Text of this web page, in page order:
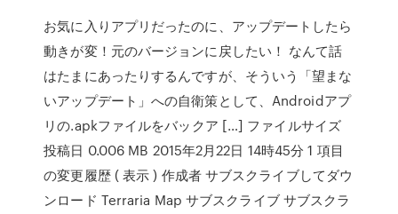
お気に入りアプリだったのに、アップデートしたら
動きが変！元のバージョンに戻したい！ なんて話
はたまにあったりするんですが、そういう「望まな
いアップデート」への自衛策として、Androidアプ
リの.apkファイルをバックア […] ファイルサイズ
投稿日 0.006 MB 2015年2月22日 14時45分 1 項目
の変更履歴 ( 表示 ) 作成者 サブスクライブしてダウ
ンロード Terraria Map サブスクライブ サブスクラ